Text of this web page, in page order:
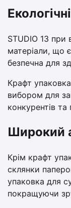
STUDIO 13 при
матеріали, що
безпечна для
Крафт
вибором для
конкурентів
Широкий
Крім крафт
склянки
упаковка для
покращуючи